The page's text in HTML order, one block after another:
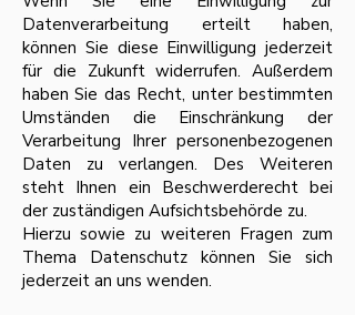
Datenverarbeitung erteilt haben,
können Sie diese Einwilligung jederzeit
für die Zukunft widerrufen. Außerdem
haben Sie das Recht, unter bestimmten
Umständen die Einschränkung der
Verarbeitung Ihrer personenbezogenen
Daten zu verlangen. Des Weiteren
steht Ihnen ein Beschwerderecht bei
der zuständigen Aufsichtsbehörde zu.
Hierzu sowie zu weiteren Fragen zum
Thema Datenschutz können Sie sich
jederzeit an uns wenden.